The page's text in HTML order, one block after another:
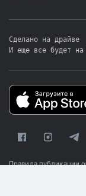
Сделано на драйве
И еще все будет на
Правила публикации